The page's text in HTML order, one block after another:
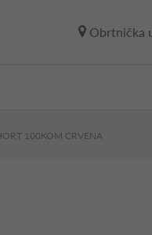
Obrtnička
100KOM CRVENA